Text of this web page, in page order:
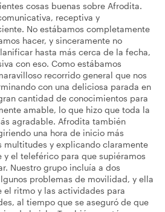
cosas buenas sobre Afrodita.
receptiva y
No estábamos completamente
hacer, y sinceramente no
hasta más cerca de la fecha,
con eso. Como estábamos
recorrido general que nos
con una deliciosa parada en
cantidad de conocimientos para
amable, lo que hizo que toda la
agradable. Afrodita también
una hora de inicio más
multitudes y explicando claramente
y el teleférico para que supiéramos
Nuestro grupo incluía a dos
problemas de movilidad, y ella
el ritmo y las actividades para
al tiempo que se aseguró de que